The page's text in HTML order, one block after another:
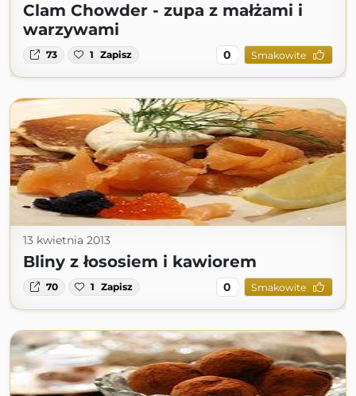
Clam Chowder - zupa z małżami i
warzywami
73 1 Zapisz 0 Smakowite
13 kwietnia 2013
Bliny z łososiem i kawiorem
70 1 Zapisz 0 Smakowite